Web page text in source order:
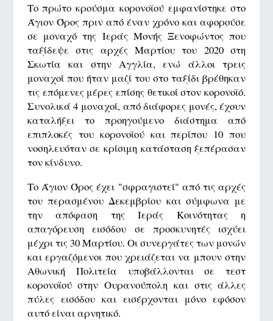
Το πρώτο κρούσμα κορονοϊού εμφανίστηκε στο
Άγιον Όρος πριν από έναν χρόνο και αφορούσε
σε μοναχό της Ιεράς Μονής Ξενοφώντος που
ταξίδεψε στις αρχές Μαρτίου του 2020 στη
Σκωτία και στην Αγγλία, ενώ άλλοι τρεις
μοναχοί που ήταν μαζί του στο ταξίδι βρέθηκαν
τις επόμενες μέρες επίσης θετικοί στον κορονοϊό.
Συνολικά 4 μοναχοί, από διάφορες μονές, έχουν
καταλήξει το προηγούμενο διάστημα από
επιπλοκές του κορονοϊού και περίπου 10 που
νοσηλευόταν σε κρίσιμη κατάσταση ξεπέρασαν
τον κίνδυνο.
Το Άγιον Όρος έχει "σφραγιστεί" από τις αρχές
του περασμένου Δεκεμβρίου και σύμφωνα με
την απόφαση της Ιεράς Κοινότητας η
απαγόρευση εισόδου σε προσκυνητές ισχύει
μέχρι τις 30 Μαρτίου. Οι συνεργάτες των μονών
και εργαζόμενοι που χρειάζεται να μπουν στην
Αθωνική Πολιτεία υποβάλλονται σε τεστ
κορονοϊού στην Ουρανούπολη και στις άλλες
πύλες εισόδου και εισέρχονται μόνο εφόσον
αυτό είναι αρνητικό.